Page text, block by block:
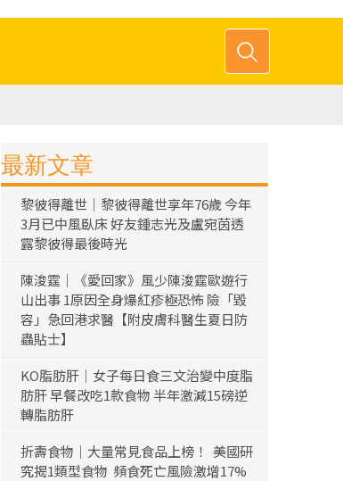
最新文章
黎彼得離世｜黎彼得離世享年76歲 今年
3月已中風臥床 好友鍾志光及盧宛茵透
露黎彼得最後時光
陳浚霆｜《愛回家》風少陳浚霆歐遊行
山出事 1原因全身爆紅疹極恐怖 險「毀
容」急回港求醫【附皮膚科醫生夏日防
蟲貼士】
KO脂肪肝｜女子每日食三文治變中度脂
肪肝 早餐改吃1款食物 半年激減15磅逆
轉脂肪肝
折壽食物｜大量常見食品上榜！ 美國研
究揭1類型食物 頻食死亡風險激增17%